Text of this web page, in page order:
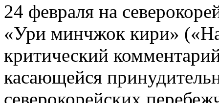
24 февраля на
«Ури минчжок кири»
критический
касающейся
северокорейских